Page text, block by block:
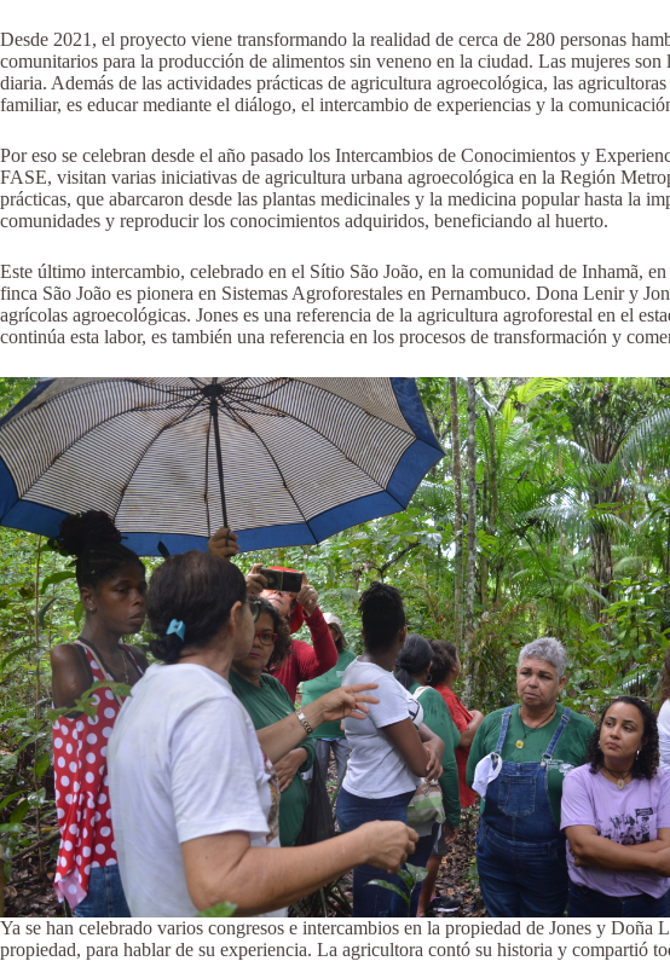
Desde 2021, el proyecto viene transformando la realidad de cerca de 280 personas
comunitarios para la producción de alimentos sin veneno en la ciudad. Las mujeres
diaria. Además de las actividades prácticas de agricultura agroecológica, las
familiar, es educar mediante el diálogo, el intercambio de experiencias y la
Por eso se celebran desde el año pasado los Intercambios de Conocimientos y
FASE, visitan varias iniciativas de agricultura urbana agroecológica en la Región
prácticas, que abarcaron desde las plantas medicinales y la medicina popular hasta la
comunidades y reproducir los conocimientos adquiridos, beneficiando al huerto.
Este último intercambio, celebrado en el Sítio São João, en la comunidad de Inhamã,
finca São João es pionera en Sistemas Agroforestales en Pernambuco. Dona Lenir y
agrícolas agroecológicas. Jones es una referencia de la agricultura agroforestal en el
continúa esta labor, es también una referencia en los procesos de transformación y
Ya se han celebrado varios congresos e intercambios en la propiedad de Jones y
propiedad, para hablar de su experiencia. La agricultora contó su historia y compartió